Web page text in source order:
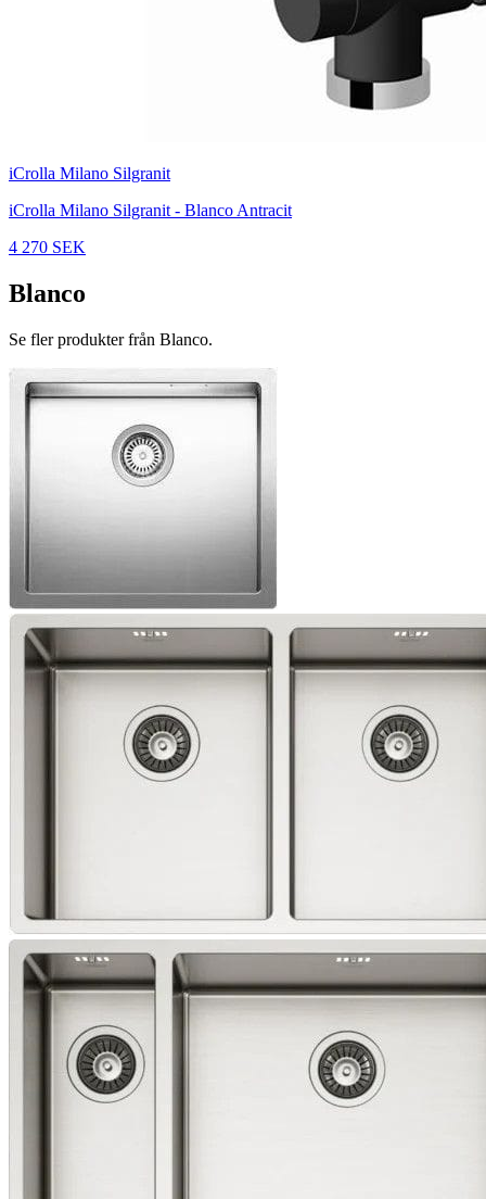
iCrolla Milano Silgranit
iCrolla Milano Silgranit - Blanco Antracit
4 270 SEK
Blanco
Se fler produkter från Blanco.